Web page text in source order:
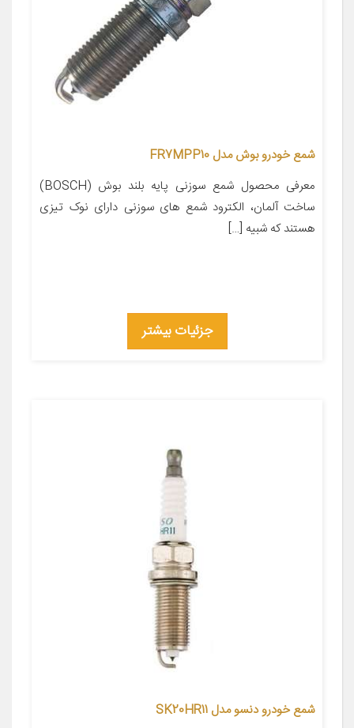
شمع خودرو بوش مدل FR7MPP10
معرفی محصول شمع سوزنی پایه بلند بوش (BOSCH)
ساخت آلمان، الکترود شمع های سوزنی دارای نوک تیزی
هستند که شبیه […]
جزئیات بیشتر
شمع خودرو دنسو مدل SK20HR11